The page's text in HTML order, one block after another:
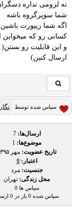
نه لزومی نداره
شما سوپرگروه باشه
اگه شما ریپورت باشین
کسانی رو که میخواین
و این قابلیت رو
ارسال کنین)
سپاس شده توسط نگار
ارسال‌ها:7
موضوع‌ها:
تاریخ عضویت: مهر ۱۳۹۵
اعتبار:0
جنسیت: مرد
محل زندگی: تهران
سپاس ها 0
سپاس شده 0 بار در 0 ارسال